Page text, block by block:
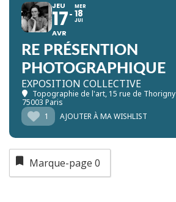
JEU
17
AVR
MER
18
JUI
RE PRÉSENTION
PHOTOGRAPHIQUE
EXPOSITION COLLECTIVE
Topographie de l'art, 15 rue de Thorigny
75003 Paris
1
AJOUTER À MA WISHLIST
Marque-page 0